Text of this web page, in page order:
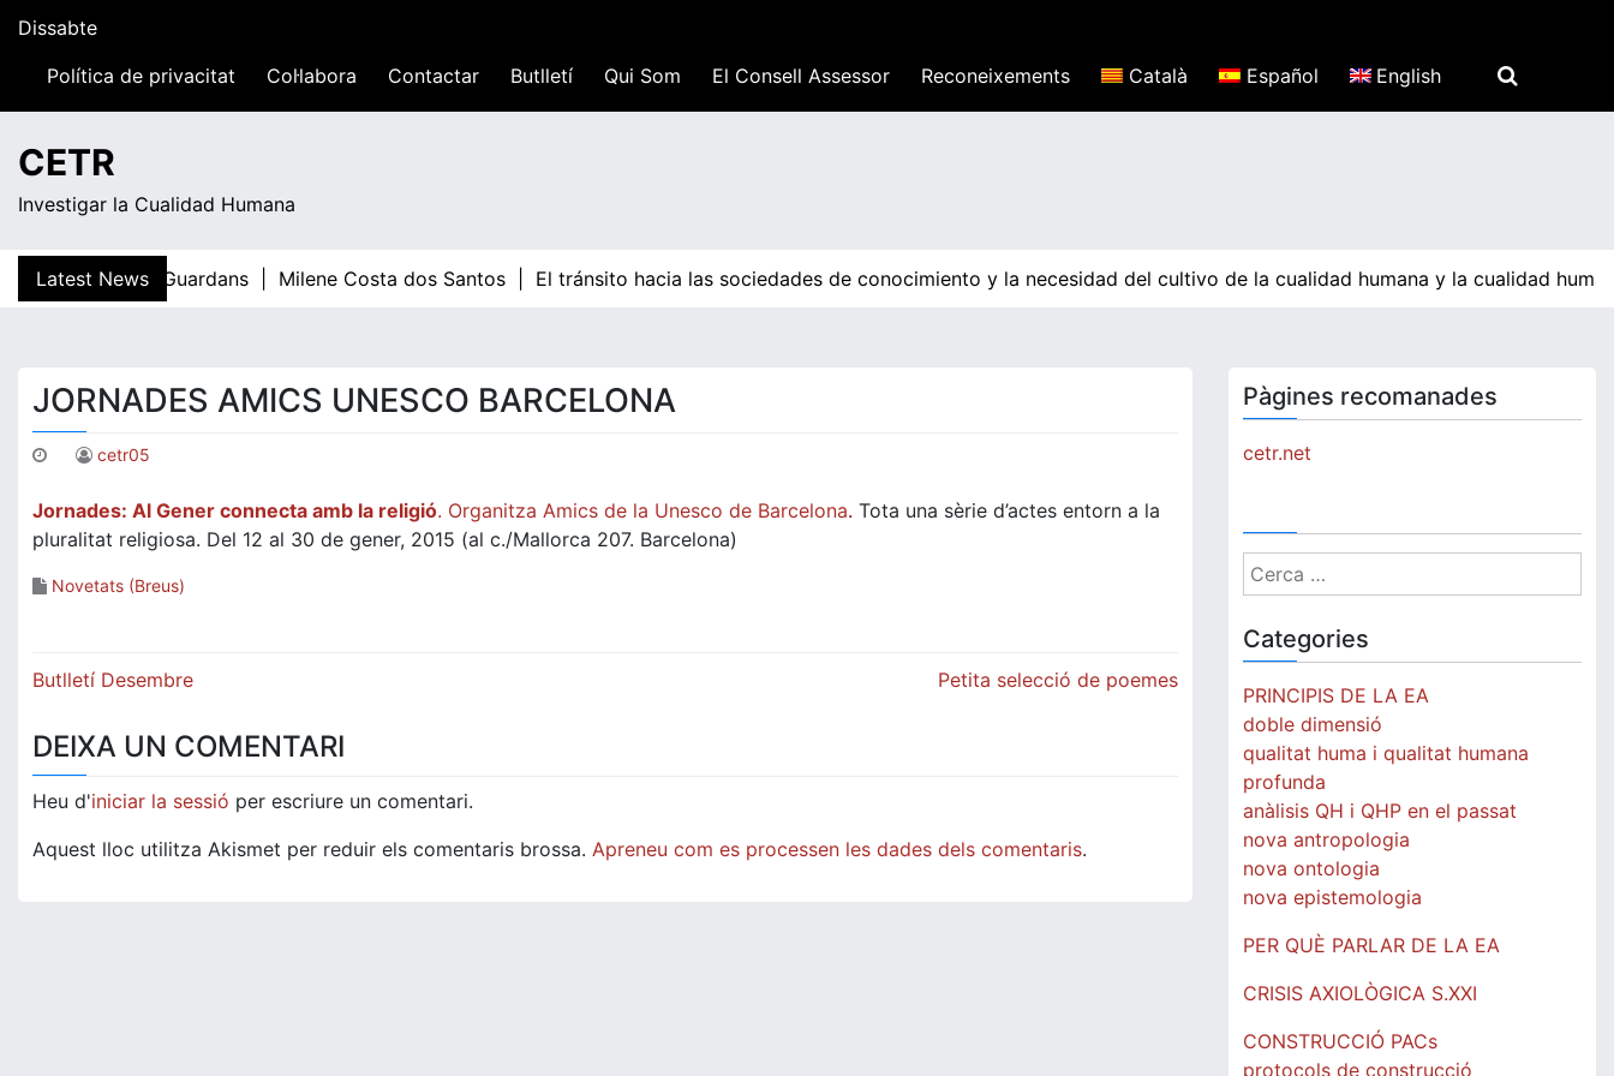
content
Dissabte
09:52Política de privacitat Col·labora Contactar Butlletí Qui Som El Consell Assessor Reconeixements Català Español English
CETR
Investigar la Cualidad Humana
Latest News
Teresa Guardans | Milene Costa dos Santos | El tránsito hacia las sociedades de conocimiento y la necesidad del cultivo de la cualidad humana y la cualidad
JORNADES AMICS UNESCO BARCELONA
cetr05
Jornades: Al Gener connecta amb la religió. Organitza Amics de la Unesco de Barcelona. Tota una sèrie d’actes entorn a la
pluralitat religiosa. Del 12 al 30 de gener, 2015 (al c./Mallorca 207. Barcelona)
Novetats (Breus)
Navegació
Butlletí Desembre Petita selecció de poemes
DEIXA UN COMENTARI
Heu d'iniciar la sessió per escriure un comentari.
Aquest lloc utilitza Akismet per reduir els comentaris brossa. Apreneu com es processen les dades dels comentaris.
Pàgines recomanades
cetr.net
Cerca:
Categories
PRINCIPIS DE LA EA
doble dimensió
qualitat huma i qualitat humana
profunda
anàlisis QH i QHP en el passat
nova antropologia
nova ontologia
nova epistemologia
PER QUÈ PARLAR DE LA EA
CRISIS AXIOLÒGICA S.XXI
CONSTRUCCIÓ PACs
protocols de construcció